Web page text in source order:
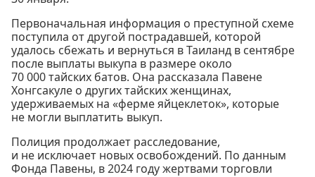
Первоначальная информация о преступной схеме
поступила от другой пострадавшей, которой
удалось сбежать и вернуться в Таиланд в сентябре
после выплаты выкупа в размере около
70 000 тайских батов. Она рассказала Павене
Хонгсакуле о других тайских женщинах,
удерживаемых на «ферме яйцеклеток», которые
не могли выплатить выкуп.
Полиция продолжает расследование,
и не исключает новых освобождений. По данным
Фонда Павены, в 2024 году жертвами торговли